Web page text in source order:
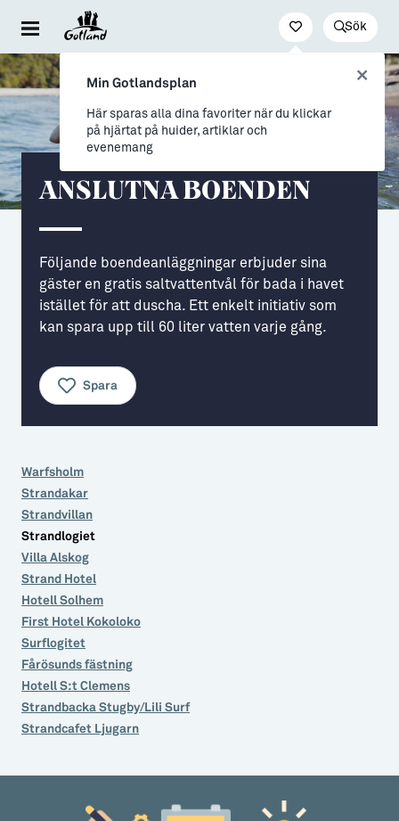
Sök
Evenemang
Resa hit & runt
Kultur & nöje
Hitta boende
Konst & form
Guidade turer
Aktiviteter
Möten & kongresser
Hansestaden världsarv
Gotlands kulturarv
Almedalsveckan
Medeltidsveckan
Visby Centrum
För dig som drömmer
→ Nyfiken på Gotland
→ Vi som valt livet på Gotland
→ Inför flytten
Allt om Gotland
→ Myter om att bo på Gotland
→ Gutamål och gotländska
→ Hyra bostad
→ Köpa bostad
→ Bygga hus
Allt om livet på Ön
→ Fritidsliv
→ Föreningsliv
→ Idrottsliv
Jobb
Distansarbete från Gotland
Stöd till företag
ANSLUTNA BOENDEN
Följande boendeanläggningar erbjuder sina
gäster en gratis saltvattentvål för bada i havet
istället för att duscha. Ett enkelt initiativ som
kan spara upp till 60 liter vatten varje gång.
Spara
Warfsholm
Strandakar
Strandvillan
Strandlogiet
Villa Alskog
Strand Hotel
Hotell Solhem
First Hotel Kokoloko
Surflogitet
Fårösunds fästning
Hotell S:t Clemens
Strandbacka Stugby/Lili Surf
Strandcafet Ljugarn
Min Gotlandsplan
Här sparas alla dina favoriter när du klickar
på hjärtat på huider, artiklar och
evenemang